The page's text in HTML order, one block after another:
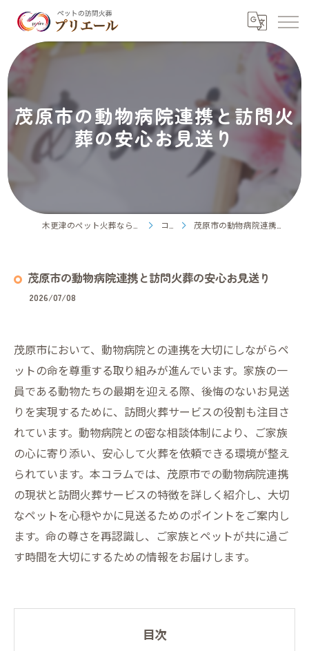
茂原市の動物病院連携と訪問火
葬の安心お見送り
コラム 茂原市の動物病院連携と訪問火葬の安心お見送り
茂原市の動物病院連携と訪問火葬の安心お見送り
2026/07/08
茂原市において、動物病院との連携を大切にしながらペ
ットの命を尊重する取り組みが進んでいます。家族の一
員である動物たちの最期を迎える際、後悔のないお見送
りを実現するために、訪問火葬サービスの役割も注目さ
れています。動物病院との密な相談体制により、ご家族
の心に寄り添い、安心して火葬を依頼できる環境が整え
られています。本コラムでは、茂原市での動物病院連携
の現状と訪問火葬サービスの特徴を詳しく紹介し、大切
なペットを心穏やかに見送るためのポイントをご案内し
ます。命の尊さを再認識し、ご家族とペットが共に過ご
す時間を大切にするための情報をお届けします。
目次